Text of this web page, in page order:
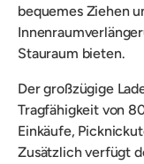
bequemes Ziehen
Stauraum bieten.
Der großzügige
Tragfähigkeit von
Einkäufe,
Zusätzlich verfügt